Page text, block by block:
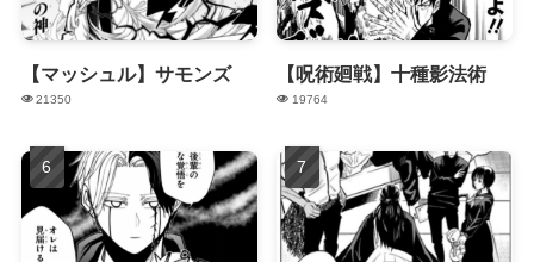
【マッシュル】サモンズ
21350
【呪術廻戦】十種影法術
19764